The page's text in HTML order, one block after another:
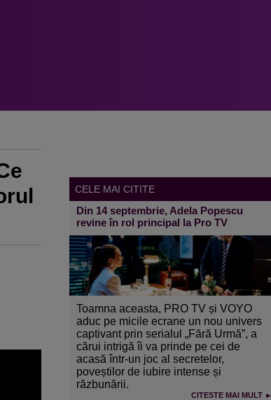
CELE MAI CITITE
Din 14 septembrie, Adela Popescu
revine în rol principal la Pro TV
Toamna aceasta, PRO TV și VOYO
aduc pe micile ecrane un nou univers
captivant prin serialul „Fără Urmă”, a
cărui intrigă îi va prinde pe cei de
acasă într-un joc al secretelor,
poveștilor de iubire intense și
răzbunării.
CITESTE MAI MULT ►